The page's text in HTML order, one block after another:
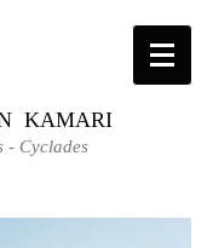
KAMARI
- Cyclades